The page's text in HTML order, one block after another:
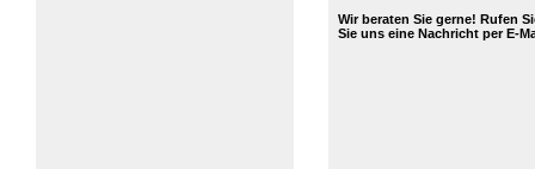
Wir beraten Sie gerne! Rufen
Sie uns eine Nachricht per E-